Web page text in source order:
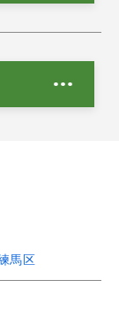
馬区